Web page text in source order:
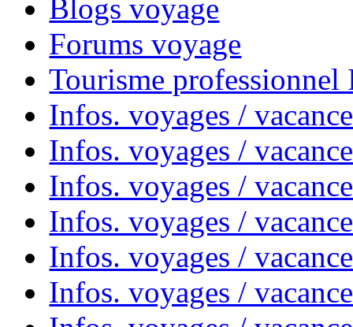
Blogs voyage
Forums voyage
Tourisme
Infos. voyages /
Infos. voyages /
Infos. voyages /
Infos. voyages /
Infos. voyages /
Infos. voyages /